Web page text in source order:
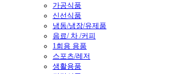
가공식품
신선식품
냉동/냉장/유제품
음료/ 차 /커피
1회용 용품
스포츠/레저
생활용품